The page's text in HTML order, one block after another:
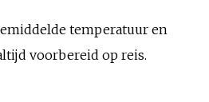
temperatuur en
voorbereid op reis.